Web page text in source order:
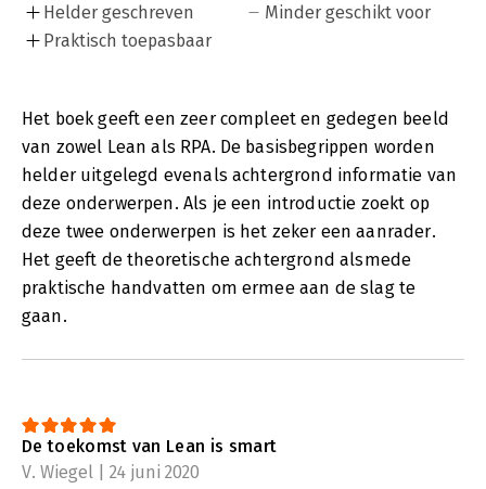
Helder geschreven
Praktisch toepasbaar
Minder geschikt voor
Het boek geeft een zeer compleet en gedegen beeld
van zowel Lean als RPA. De basisbegrippen worden
helder uitgelegd evenals achtergrond informatie van
deze onderwerpen. Als je een introductie zoekt op
deze twee onderwerpen is het zeker een aanrader.
Het geeft de theoretische achtergrond alsmede
praktische handvatten om ermee aan de slag te
gaan.
De toekomst van Lean is smart
V. Wiegel | 24 juni 2020